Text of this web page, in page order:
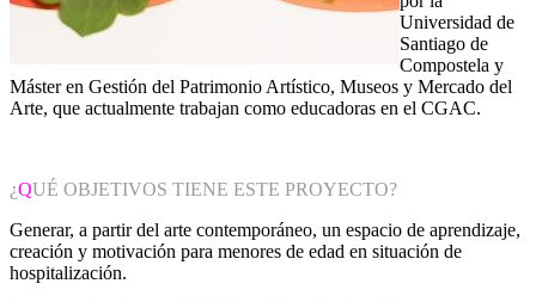
Universidad de
Santiago de
Compostela y
Máster en Gestión del Patrimonio Artístico, Museos y Mercado del
Arte, que actualmente trabajan como educadoras en el CGAC.
¿QUÉ OBJETIVOS TIENE ESTE PROYECTO?
Generar, a partir del arte contemporáneo, un espacio de aprendizaje,
creación y motivación para menores de edad en situación de
hospitalización.